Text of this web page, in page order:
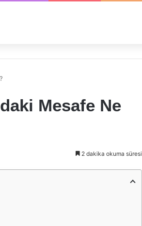
Mesafe Ne
2 dakika okuma süresi